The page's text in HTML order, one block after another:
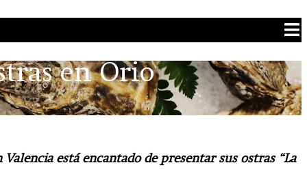
en Orio
está encantado de presentar sus ostras “La